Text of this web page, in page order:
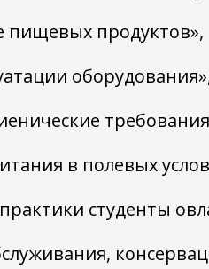
пищевых продуктов»,
в полевых
студенты